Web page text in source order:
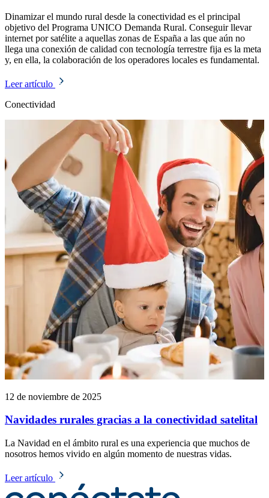
Dinamizar el mundo rural desde la conectividad es el principal
objetivo del Programa UNICO Demanda Rural. Conseguir llevar
internet por satélite a aquellas zonas de España a las que aún no
llega una conexión de calidad con tecnología terrestre fija es la meta
y, en ella, la colaboración de los operadores locales es fundamental.
Leer artículo
Conectividad
12 de noviembre de 2025
Navidades rurales gracias a la conectividad satelital
La Navidad en el ámbito rural es una experiencia que muchos de
nosotros hemos vivido en algún momento de nuestras vidas.
Leer artículo